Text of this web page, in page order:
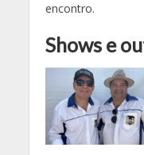
encontro.
Shows e